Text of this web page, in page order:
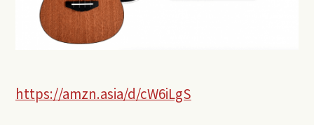
https://amzn.asia/d/cW6iLgS